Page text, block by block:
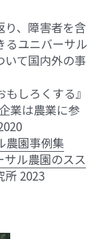
り、障害者を含
るユニバーサル
いて国内外の事
しろくする』
業は農業に参
農園事例集
サル農園のスス
所 2023